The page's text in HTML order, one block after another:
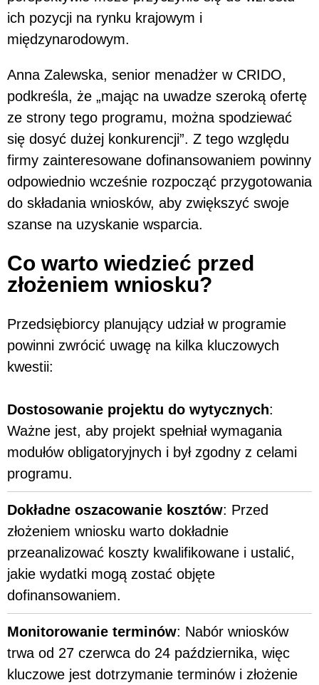
ich pozycji na rynku krajowym i
międzynarodowym.
Anna Zalewska, senior menadżer w CRIDO,
podkreśla, że „mając na uwadze szeroką ofertę
ze strony tego programu, można spodziewać
się dosyć dużej konkurencji”. Z tego względu
firmy zainteresowane dofinansowaniem powinny
odpowiednio wcześnie rozpocząć przygotowania
do składania wniosków, aby zwiększyć swoje
szanse na uzyskanie wsparcia.
Co warto wiedzieć przed
złożeniem wniosku?
Przedsiębiorcy planujący udział w programie
powinni zwrócić uwagę na kilka kluczowych
kwestii:
Dostosowanie projektu do wytycznych:
Ważne jest, aby projekt spełniał wymagania
modułów obligatoryjnych i był zgodny z celami
programu.
Dokładne oszacowanie kosztów: Przed
złożeniem wniosku warto dokładnie
przeanalizować koszty kwalifikowane i ustalić,
jakie wydatki mogą zostać objęte
dofinansowaniem.
Monitorowanie terminów: Nabór wniosków
trwa od 27 czerwca do 24 października, więc
kluczowe jest dotrzymanie terminów i złożenie